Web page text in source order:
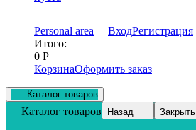
Personal area ВходРегистрация
Итого:
0 Р
КорзинаОформить заказ
Каталог товаров
Каталог товаров Назад Закрыть